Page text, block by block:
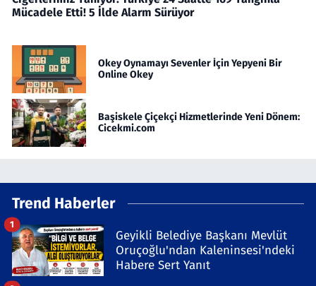
Mücadele Etti! 5 İlde Alarm Sürüyor
Okey Oynamayı Sevenler İçin Yepyeni Bir
Online Okey
Başiskele Çiçekçi Hizmetlerinde Yeni Dönem:
Cicekmi.com
Trend Haberler
Geyikli Belediye Başkanı Mevlüt
Oruçoğlu'ndan Kaleninsesi'ndeki
Habere Sert Yanıt
1